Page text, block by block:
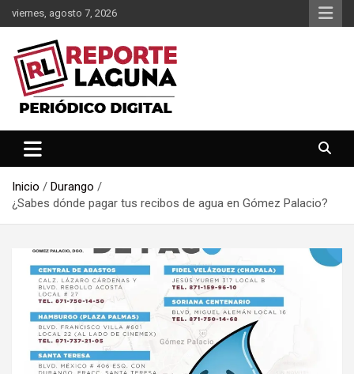
Saltar
al
contenido
viernes, agosto 7, 2026
Reporte Laguna
Inicio
Durango
¿Sabes dónde pagar tus recibos de agua en Gómez Palacio?